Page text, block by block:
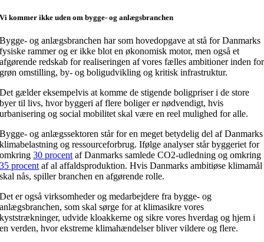
Vi kommer ikke uden om bygge- og anlægsbranchen
Bygge- og anlægsbranchen har som hovedopgave at stå for Danmarks
fysiske rammer og er ikke blot en økonomisk motor, men også et
afgørende redskab for realiseringen af vores fælles ambitioner inden for
grøn omstilling, by- og boligudvikling og kritisk infrastruktur.
Det gælder eksempelvis at komme de stigende boligpriser i de store
byer til livs, hvor byggeri af flere boliger er nødvendigt, hvis
urbanisering og social mobilitet skal være en reel mulighed for alle.
Bygge- og anlægssektoren står for en meget betydelig del af Danmarks
klimabelastning og ressourceforbrug. Ifølge analyser står byggeriet for
omkring30 procent af Danmarks samlede CO2-udledning og omkring
35 procent af al affaldsproduktion. Hvis Danmarks ambitiøse klimamål
skal nås, spiller branchen en afgørende rolle.
Det er også virksomheder og medarbejdere fra bygge- og
anlægsbranchen, som skal sørge for at klimasikre vores
kyststrækninger, udvide kloakkerne og sikre vores hverdag og hjem i
en verden, hvor ekstreme klimahændelser bliver vildere og flere.